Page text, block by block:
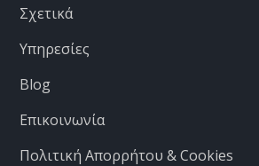
Σχετικά
Υπηρεσίες
Blog
Επικοινωνία
Πολιτική Απορρήτου & Cookies